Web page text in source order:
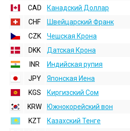
CAD
Канадский Доллар
CHF
Швейцарский Франк
CZK
Чешская Крона
DKK
Датская Крона
INR
Индийская pупия
JPY
Японская Иена
KGS
Киргизский Сом
KRW
Южнокорейский вон
KZT
Казахский Тенге